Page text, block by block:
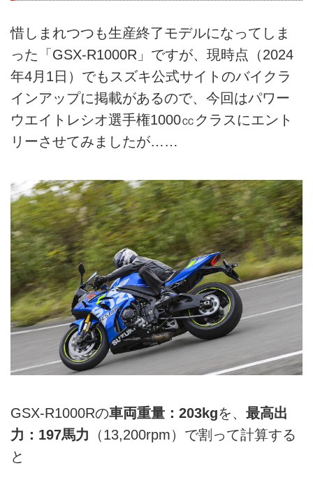
惜しまれつつも生産終了モデルになってしま
った「GSX-R1000R」ですが、現時点（2024
年4月1日）でもスズキ公式サイトのバイクラ
インアップに掲載があるので、今回はパワー
ウエイトレシオ選手権1000㏄クラスにエント
リーさせてみましたが……
GSX-R1000Rの車両重量：203kgを、 最高出
力：197馬力 （13,200rpm）で割って計算する
と